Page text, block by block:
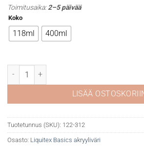
Toimitusaika:2–5 päivää
Koko
118ml 400ml
Liquitex Basics 312 Light Green Permanent
LISÄÄ
Tuotetunnus (SKU): 122-312
Osasto: Liquitex Basics akryyliväri